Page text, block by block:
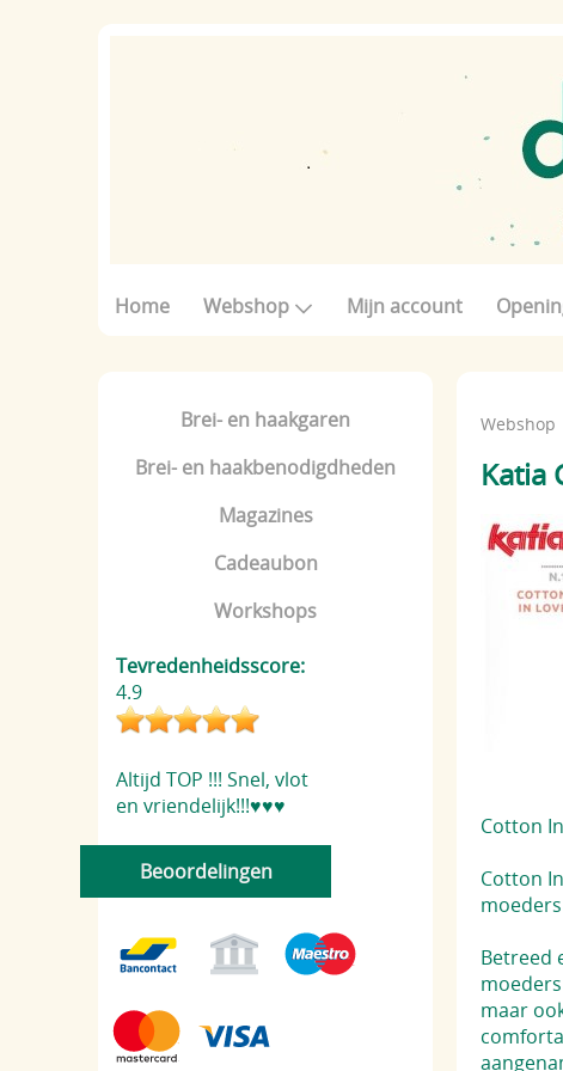
Home Webshop Mijn account
Brei- en haakgaren
Brei- en haakbenodigdheden
Magazines
Cadeaubon
Workshops
Tevredenheidsscore:
4.9
Altijd TOP !!! Snel, vlot
en vriendelijk!!!♥️♥️♥️
Beoordelingen
Webshop
Katia
Cotton
Cotton
Betreed
maar